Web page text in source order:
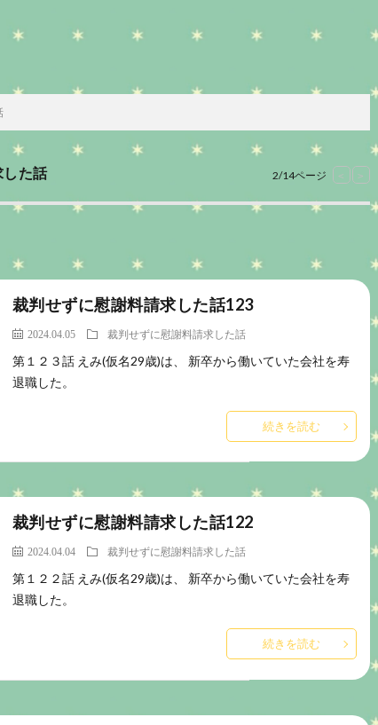
した話 2/14ページ < >
裁判せずに慰謝料請求した話123
2024.04.05 裁判せずに慰謝料請求した話
第１２３話 えみ(仮名29歳)は、 新卒から働いていた会社を寿
退職した。
続きを読む
裁判せずに慰謝料請求した話122
2024.04.04 裁判せずに慰謝料請求した話
第１２２話 えみ(仮名29歳)は、 新卒から働いていた会社を寿
退職した。
続きを読む